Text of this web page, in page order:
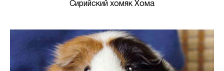
Сирийский хомяк Хома